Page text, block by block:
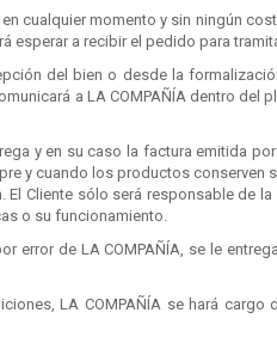
cualquier momento y sin ningún
esperar a recibir el pedido para
del bien o desde la
a LA COMPAÑÍA dentro
y en su caso la factura emitida
y cuando los productos
Cliente sólo será responsable de
o su funcionamiento.
de LA COMPAÑÍA, se le
LA COMPAÑÍA se hará